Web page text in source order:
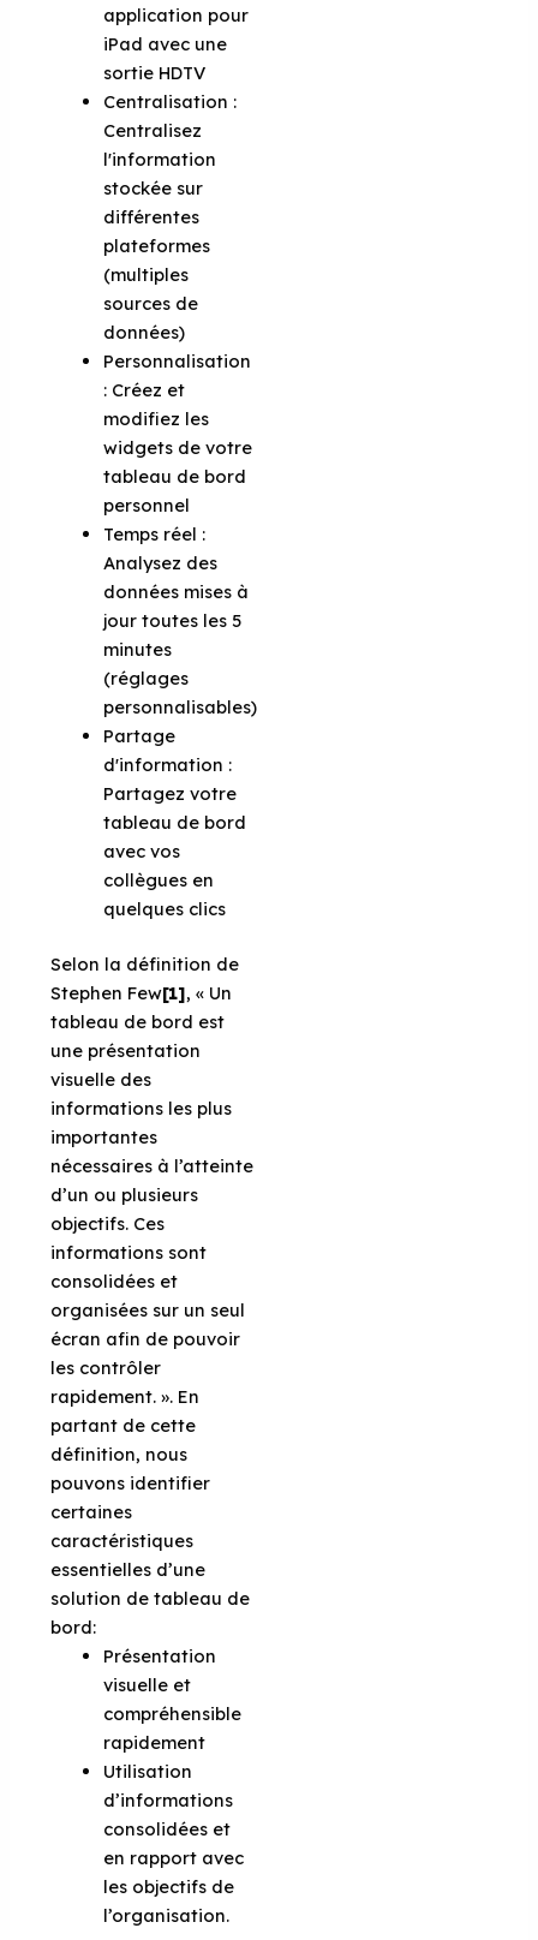
application pour
iPad avec une
sortie HDTV
Centralisation :
Centralisez
l'information
stockée sur
différentes
plateformes
(multiples
sources de
données)
Personnalisation
: Créez et
modifiez les
widgets de votre
tableau de bord
personnel
Temps réel :
Analysez des
données mises à
jour toutes les 5
minutes
(réglages
personnalisables)
Partage
d'information :
Partagez votre
tableau de bord
avec vos
collègues en
quelques clics
Selon la définition de
Stephen Few[1], « Un
tableau de bord est
une présentation
visuelle des
informations les plus
importantes
nécessaires à l’atteinte
d’un ou plusieurs
objectifs. Ces
informations sont
consolidées et
organisées sur un seul
écran afin de pouvoir
les contrôler
rapidement. ». En
partant de cette
définition, nous
pouvons identifier
certaines
caractéristiques
essentielles d’une
solution de tableau de
bord:
Présentation
visuelle et
compréhensible
rapidement
Utilisation
d’informations
consolidées et
en rapport avec
les objectifs de
l’organisation.